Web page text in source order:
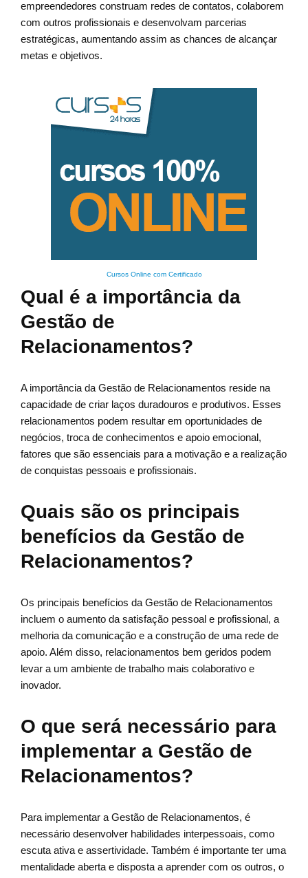
empreendedores construam redes de contatos, colaborem
com outros profissionais e desenvolvam parcerias
estratégicas, aumentando assim as chances de alcançar
metas e objetivos.
Cursos Online com Certificado
Qual é a importância da
Gestão de
Relacionamentos?
A importância da Gestão de Relacionamentos reside na
capacidade de criar laços duradouros e produtivos. Esses
relacionamentos podem resultar em oportunidades de
negócios, troca de conhecimentos e apoio emocional,
fatores que são essenciais para a motivação e a realização
de conquistas pessoais e profissionais.
Quais são os principais
benefícios da Gestão de
Relacionamentos?
Os principais benefícios da Gestão de Relacionamentos
incluem o aumento da satisfação pessoal e profissional, a
melhoria da comunicação e a construção de uma rede de
apoio. Além disso, relacionamentos bem geridos podem
levar a um ambiente de trabalho mais colaborativo e
inovador.
O que será necessário para
implementar a Gestão de
Relacionamentos?
Para implementar a Gestão de Relacionamentos, é
necessário desenvolver habilidades interpessoais, como
escuta ativa e assertividade. Também é importante ter uma
mentalidade aberta e disposta a aprender com os outros, o